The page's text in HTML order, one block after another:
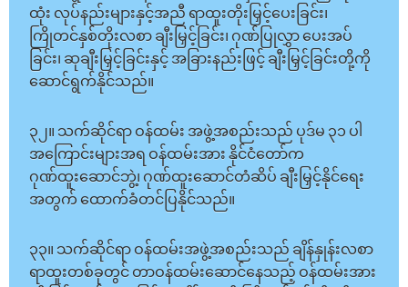
ထုံး လုပ်နည်းများနှင့်အညီ ရာထူးတိုးမြှင့်ပေးခြင်း၊
ကြိုတင်နှစ်တိုးလစာ ချီးမြှင့်ခြင်း၊ ဂုဏ်ပြုလွှာ ပေးအပ်
ခြင်း၊ ဆုချီးမြှင့်ခြင်းနှင့် အခြားနည်းဖြင့် ချီးမြှင့်ခြင်းတို့ကို
ဆောင်ရွက်နိုင်သည်။
၃၂။ သက်ဆိုင်ရာ ဝန်ထမ်း အဖွဲ့အစည်းသည် ပုဒ်မ ၃၁ ပါ
အကြောင်းများအရ ဝန်ထမ်းအား နိုင်ငံတော်က
ဂုဏ်ထူးဆောင်ဘွဲ့၊ ဂုဏ်ထူးဆောင်တံဆိပ် ချီးမြှင့်နိုင်ရေး
အတွက် ထောက်ခံတင်ပြနိုင်သည်။
၃၃။ သက်ဆိုင်ရာ ဝန်ထမ်းအဖွဲ့အစည်းသည် ချိန်နှုန်းလစာ
ရာထူးတစ်ခုတွင် တာဝန်ထမ်းဆောင်နေသည့် ဝန်ထမ်းအား